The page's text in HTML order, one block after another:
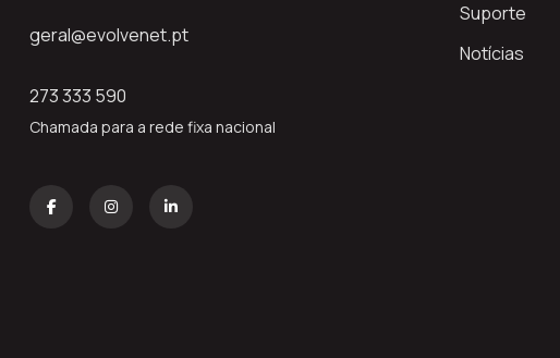
geral@evolvenet.pt
273 333 590
Chamada para a rede fixa nacional
Suporte
Notícias